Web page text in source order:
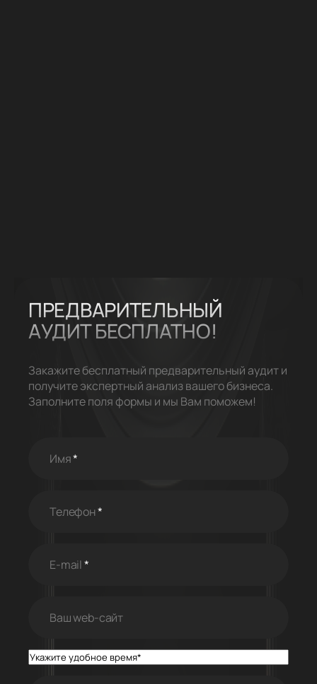
ПРЕДВАРИТЕЛЬНЫЙ
АУДИТБЕСПЛАТНО!
Закажите бесплатный предварительный аудит и
получите экспертный анализ вашего бизнеса.
Заполните поля формы и мы Вам поможем!
Имя*
Телефон*
E-mail*
Ваш web-cайт